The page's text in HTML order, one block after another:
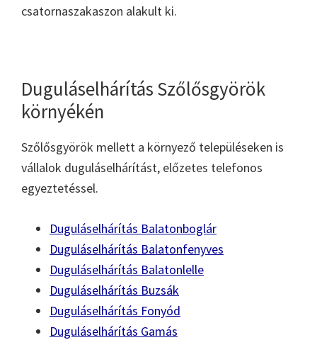
csatornaszakaszon alakult ki.
Duguláselhárítás Szőlősgyörök
környékén
Szőlősgyörök mellett a környező településeken is
vállalok duguláselhárítást, előzetes telefonos
egyeztetéssel.
Duguláselhárítás Balatonboglár
Duguláselhárítás Balatonfenyves
Duguláselhárítás Balatonlelle
Duguláselhárítás Buzsák
Duguláselhárítás Fonyód
Duguláselhárítás Gamás